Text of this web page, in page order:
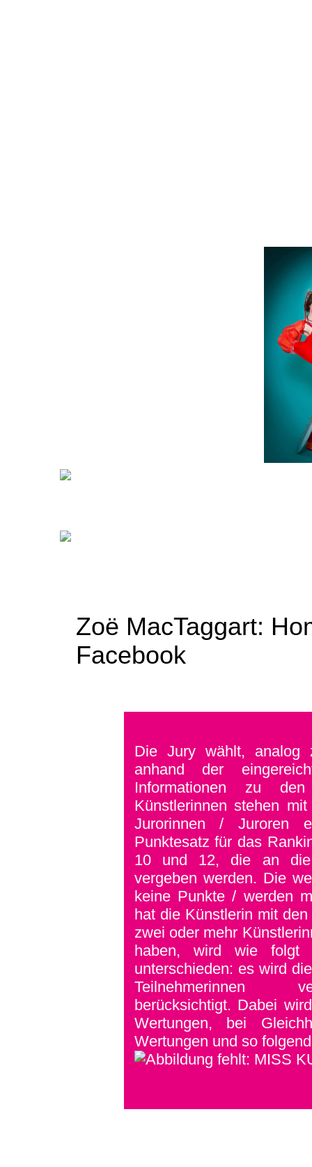
Zoë MacTaggart:
Facebook
Die Jury wählt, analog
anhand der
Informationen zu
Künstlerinnen stehen
Jurorinnen / Juroren
Punktesatz für das
10 und 12, die an die
vergeben werden. Die
keine Punkte / werden
hat die Künstlerin mit
zwei oder mehr
haben, wird wie folgt
unterschieden: es wird
Teilnehmerinnen
berücksichtigt. Dabei
Wertungen, bei
Wertungen und so